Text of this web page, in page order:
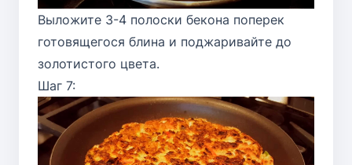
Выложите 3-4 полоски бекона поперек
готовящегося блина и поджаривайте до
золотистого цвета.
Шаг 7: